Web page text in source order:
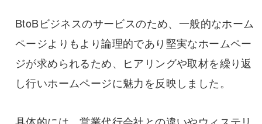
BtoBビジネスのサービスのため、一般的なホーム
ページよりもより論理的であり堅実なホームペー
ジが求められるため、ヒアリングや取材を繰り返
し行いホームページに魅力を反映しました。